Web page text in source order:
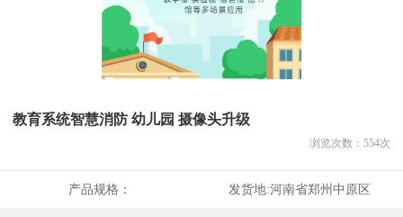
教育系统智慧消防 幼儿园 摄像头升级
浏览次数： 554次
产品规格： 发货地:河南省郑州中原区